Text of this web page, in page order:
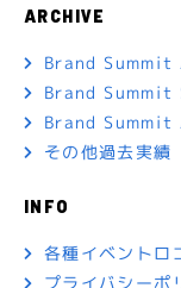
ARCHIVE
Brand
Brand
Brand
その他過去実績
INFO
各種イベントロ
プライバシーポ